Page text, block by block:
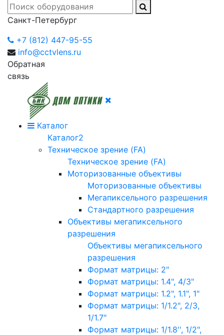
Санкт-Петербург
+7 (812) 447-95-55
info@cctvlens.ru
Обратная
связь
Каталог
Каталог2
Техническое зрение (FA)
Техническое зрение (FA)
Моторизованные объективы
Моторизованные объективы
Мегапиксельного разрешения
Стандартного разрешения
Объективы мегапиксельного
разрешения
Объективы мегапиксельного
разрешения
Формат матрицы: 2"
Формат матрицы: 1.4", 4/3"
Формат матрицы: 1.2", 1.1", 1"
Формат матрицы: 1/1.2", 2/3,
1/1.7"
Формат матрицы: 1/1.8'', 1/2",